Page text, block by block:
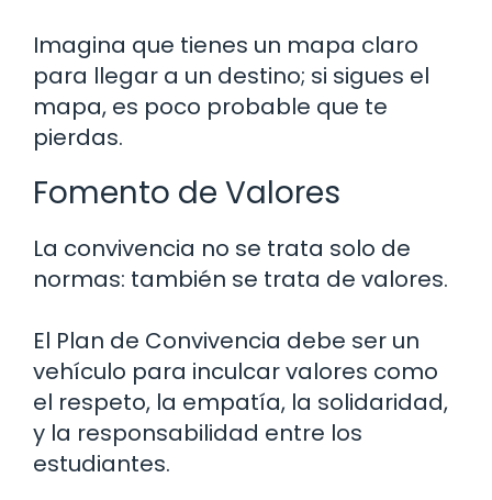
Imagina que tienes un mapa claro
para llegar a un destino; si sigues el
mapa, es poco probable que te
pierdas.
Fomento de Valores
La convivencia no se trata solo de
normas: también se trata de valores.
El Plan de Convivencia debe ser un
vehículo para inculcar valores como
el respeto, la empatía, la solidaridad,
y la responsabilidad entre los
estudiantes.